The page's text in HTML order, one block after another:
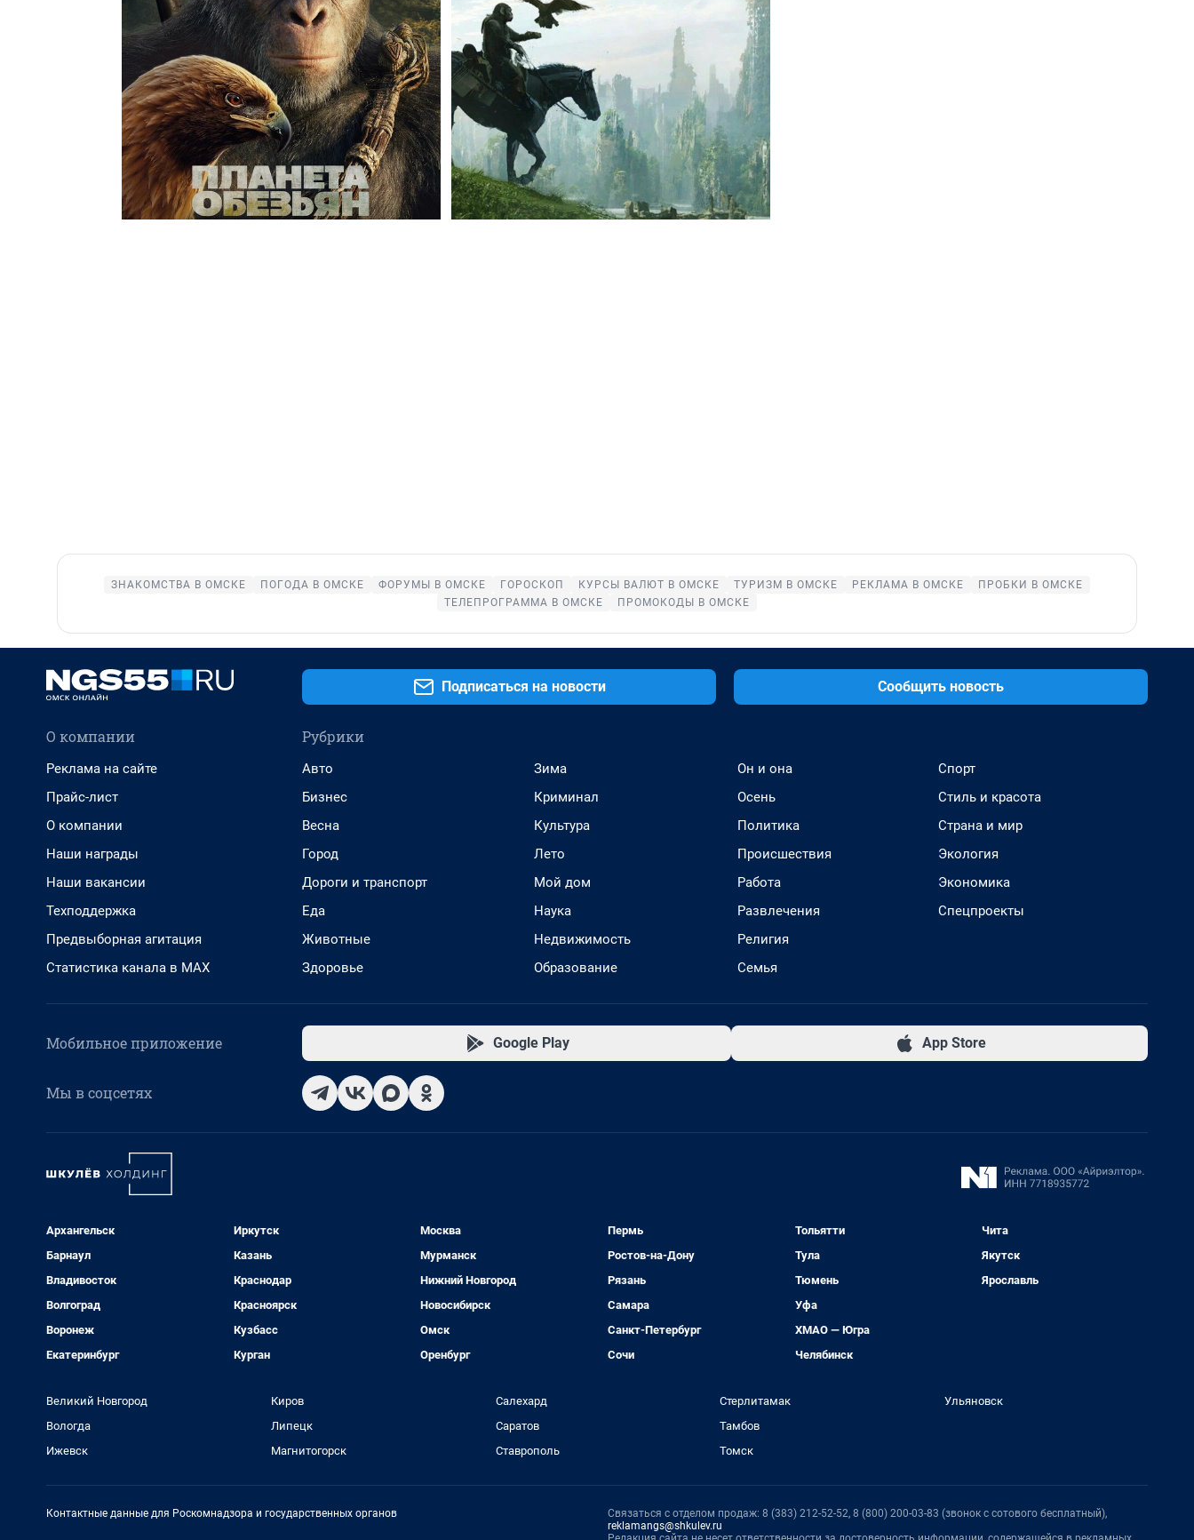
ЗНАКОМСТВА В ОМСКЕ ПОГОДА В ОМСКЕ ФОРУМЫ В ОМСКЕ ГОРОСКОП КУРСЫ ВАЛЮТ В ОМСКЕ ТУРИЗМ В ОМСКЕ РЕКЛАМА В ОМСКЕ
ПРОБКИ В ОМСКЕ
ТЕЛЕПРОГРАММА В ОМСКЕ
ПРОМОКОДЫ В ОМСКЕ
Подписаться на новости Сообщить новость
О компании
Реклама на сайте
Прайс-лист
О компании
Наши награды
Наши вакансии
Техподдержка
Предвыборная агитация
Статистика канала в MAX
Рубрики
Авто
Бизнес
Весна
Город
Дороги и транспорт
Еда
Животные
Здоровье
Зима
Криминал
Культура
Лето
Мой дом
Наука
Недвижимость
Образование
Он и она
Осень
Политика
Происшествия
Работа
Развлечения
Религия
Семья
Спорт
Стиль и красота
Страна и мир
Экология
Экономика
Спецпроекты
Мобильное приложение Google Play App Store
Мы в соцсетях
Архангельск
Барнаул
Владивосток
Волгоград
Воронеж
Екатеринбург
Иркутск
Казань
Краснодар
Красноярск
Кузбасс
Курган
Москва
Мурманск
Нижний Новгород
Новосибирск
Омск
Оренбург
Пермь
Ростов-на-Дону
Рязань
Самара
Санкт-Петербург
Сочи
Тольятти
Тула
Тюмень
Уфа
ХМАО — Югра
Челябинск
Чита
Якутск
Ярославль
Великий Новгород
Вологда
Ижевск
Киров
Липецк
Магнитогорск
Салехард
Саратов
Ставрополь
Стерлитамак
Тамбов
Томск
Ульяновск
Контактные данные для Роскомнадзора и государственных органов
Связаться с отделом продаж: 8 (383) 212-52-52, 8 (800) 200-03-83 (звонок с сотового бесплатный),
reklamangs@shkulev.ru